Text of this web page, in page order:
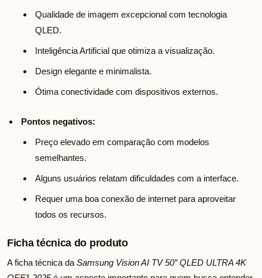
Qualidade de imagem excepcional com tecnologia
QLED.
Inteligência Artificial que otimiza a visualização.
Design elegante e minimalista.
Ótima conectividade com dispositivos externos.
Pontos negativos:
Preço elevado em comparação com modelos
semelhantes.
Alguns usuários relatam dificuldades com a interface.
Requer uma boa conexão de internet para aproveitar
todos os recursos.
Ficha técnica do produto
A ficha técnica da Samsung Vision AI TV 50″ QLED ULTRA 4K